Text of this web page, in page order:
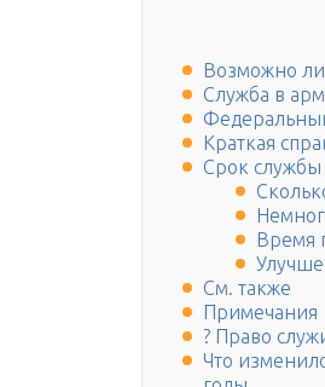
Возможно
Служба в
Краткая
Срок
Время
См. также
Примечания
? Право
Что